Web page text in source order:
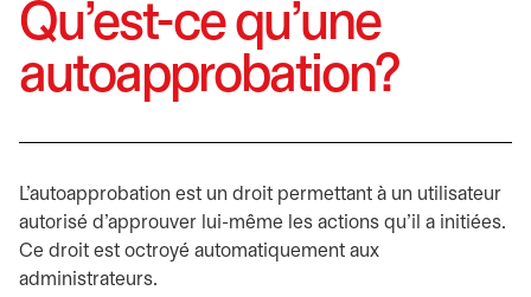
Qu’est-ce qu’une
autoapprobation?
L’autoapprobation est un droit permettant à un utilisateur
autorisé d’approuver lui-même les actions qu’il a initiées.
Ce droit est octroyé automatiquement aux
administrateurs.